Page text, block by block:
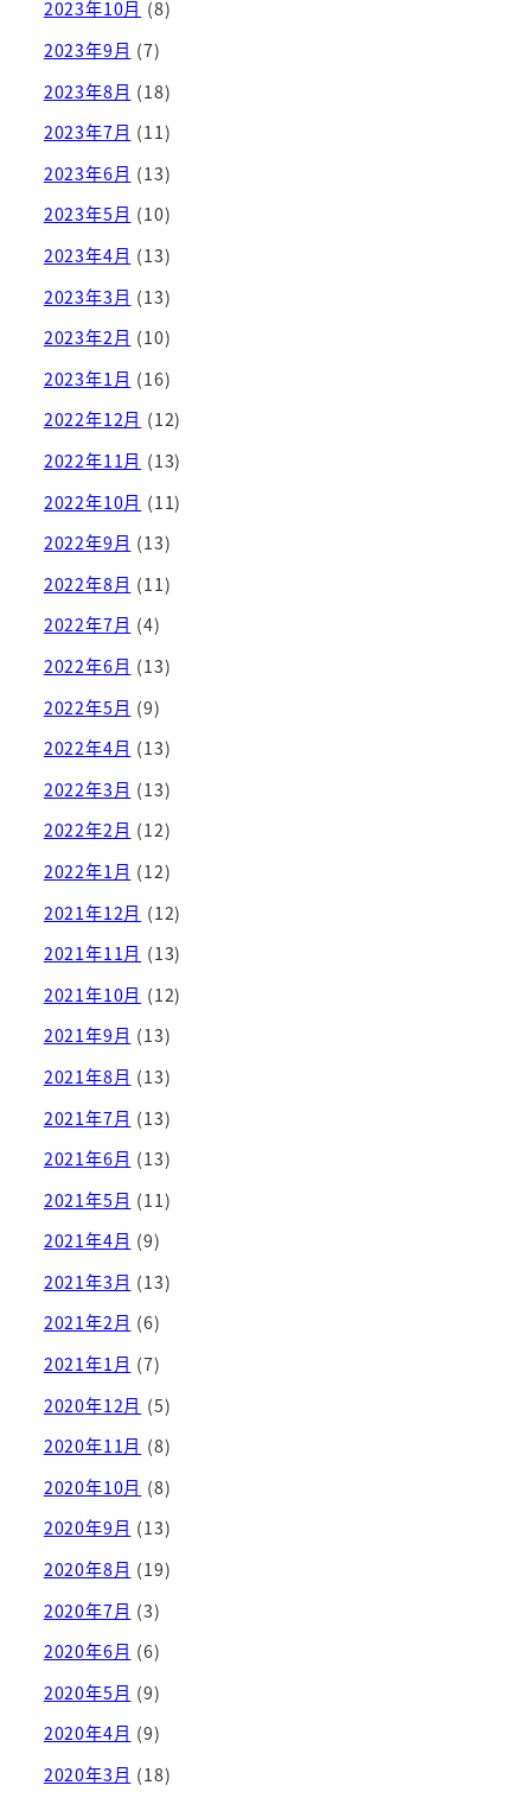
2023年10月 (8)
2023年9月 (7)
2023年8月 (18)
2023年7月 (11)
2023年6月 (13)
2023年5月 (10)
2023年4月 (13)
2023年3月 (13)
2023年2月 (10)
2023年1月 (16)
2022年12月 (12)
2022年11月 (13)
2022年10月 (11)
2022年9月 (13)
2022年8月 (11)
2022年7月 (4)
2022年6月 (13)
2022年5月 (9)
2022年4月 (13)
2022年3月 (13)
2022年2月 (12)
2022年1月 (12)
2021年12月 (12)
2021年11月 (13)
2021年10月 (12)
2021年9月 (13)
2021年8月 (13)
2021年7月 (13)
2021年6月 (13)
2021年5月 (11)
2021年4月 (9)
2021年3月 (13)
2021年2月 (6)
2021年1月 (7)
2020年12月 (5)
2020年11月 (8)
2020年10月 (8)
2020年9月 (13)
2020年8月 (19)
2020年7月 (3)
2020年6月 (6)
2020年5月 (9)
2020年4月 (9)
2020年3月 (18)